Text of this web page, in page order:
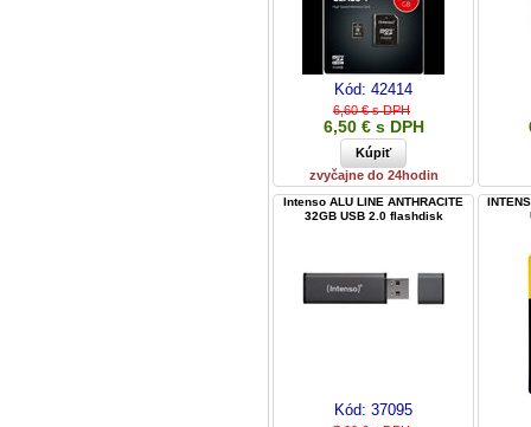
Kód: 42414
6,60 € s DPH
6,50 € s DPH
zvyčajne do 24hodin
Intenso ALU LINE ANTHRACITE
32GB USB 2.0 flashdisk
Kód: 37095